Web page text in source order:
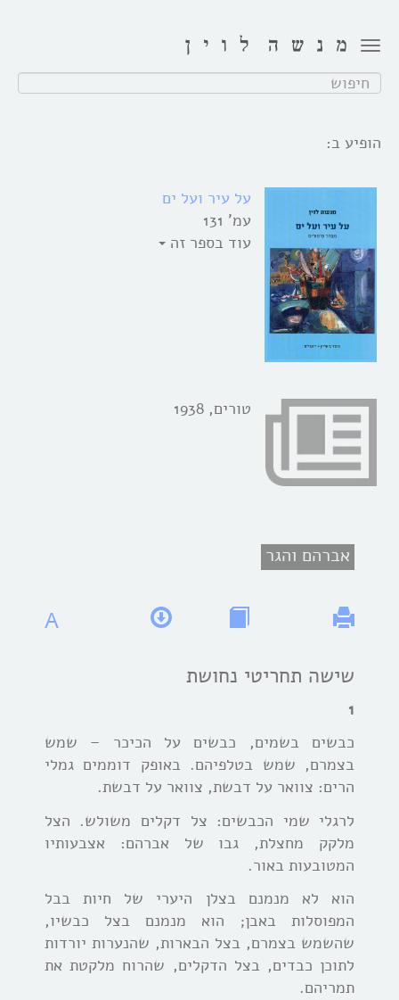
Toggle
navigation
חפש:
הופיע ב:
על עיר ועל ים
עמ' 131
עוד בספר זה
טורים, 1938
אברהם והגר
A
שישה תחריטי נחושת
1
כבשים בשמים, כבשים על הכיכר – שמש
בצמרם, שמש בטלפיהם. באופק דוממים גמלי
הרים: צוואר על דבשת, צוואר על דבשת.
לרגלי שמי הכבשים: צל דקלים משולש. הצל
מלקק מחצלת, גבו של אברהם: אצבעותיו
המטובעות באור.
הוא לא מנמנם בצלן היערי של חיות בבל
המפוסלות באבן; הוא מנמנם בצל כבשיו,
שהשמש בצמרם, בצל הבארות, שהנערות יורדות
לתוכן כבדים, בצל הדקלים, שהרוח מלקטת את
תמריהם.